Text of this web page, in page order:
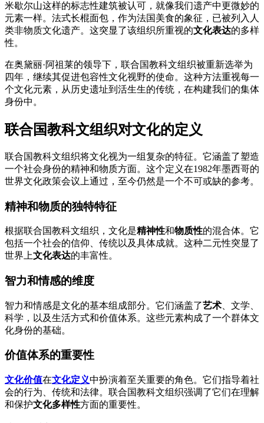
米歇尔山这样的标志性建筑被认可，就像我们遗产中更微妙的
元素一样。法式长棍面包，作为法国美食的象征，已被列入人
类非物质文化遗产。这突显了该组织所重视的文化表达的多样
性。
在奥黛丽·阿祖莱的领导下，联合国教科文组织被重新选举为
四年，继续其促进包容性文化视野的使命。这种方法重视每一
个文化元素，从历史遗址到活生生的传统，在构建我们的集体
身份中。
联合国教科文组织对文化的定义
联合国教科文组织将文化视为一组复杂的特征。它涵盖了塑造
一个社会身份的精神和物质方面。这个定义在1982年墨西哥的
世界文化政策会议上通过，至今仍然是一个不可或缺的参考。
精神和物质的独特特征
根据联合国教科文组织，文化是精神性和物质性的混合体。它
包括一个社会的信仰、传统以及具体成就。这种二元性突显了
世界上文化表达的丰富性。
智力和情感的维度
智力和情感是文化的基本组成部分。它们涵盖了艺术 、文学、
科学，以及生活方式和价值体系。这些元素构成了一个群体文
化身份的基础。
价值体系的重要性
文化价值在文化定义中扮演着至关重要的角色。它们指导着社
会的行为、传统和法律。联合国教科文组织强调了它们在理解
和保护文化多样性方面的重要性。